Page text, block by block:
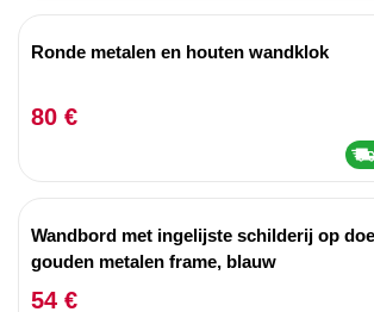
Ronde metalen en houten wandklok
80 €
Wandbord met ingelijste schilderij op
gouden metalen frame, blauw
54 €